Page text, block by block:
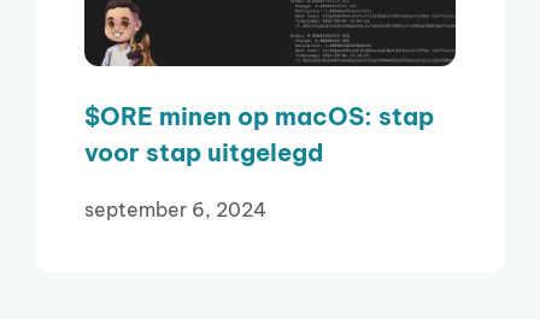
$ORE minen op macOS: stap
voor stap uitgelegd
september 6, 2024